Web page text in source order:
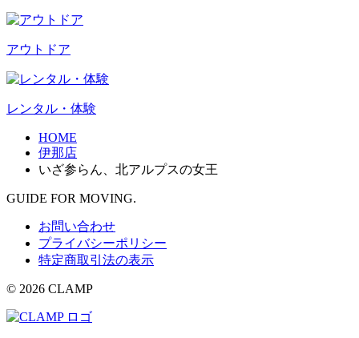
アウトドア
レンタル・体験
HOME
伊那店
いざ参らん、北アルプスの女王
GUIDE FOR MOVING.
お問い合わせ
プライバシーポリシー
特定商取引法の表示
© 2026 CLAMP